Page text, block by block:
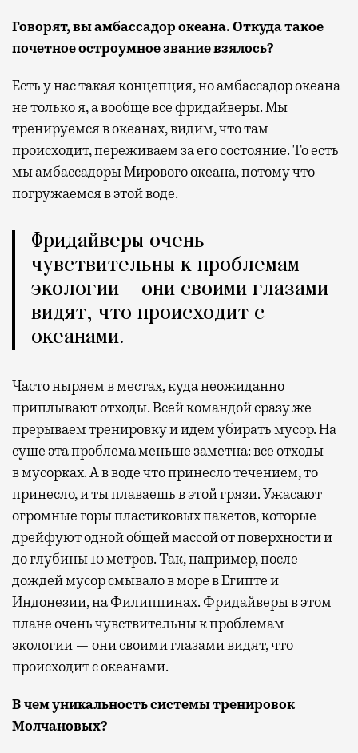
Говорят, вы амбассадор океана. Откуда такое
почетное остроумное звание взялось?
Есть у нас такая концепция, но амбассадор океана
не только я, а вообще все фридайверы. Мы
тренируемся в океанах, видим, что там
происходит, переживаем за его состояние. То есть
мы амбассадоры Мирового океана, потому что
погружаемся в этой воде.
Фридайверы очень
чувствительны к проблемам
экологии — они своими глазами
видят, что происходит с
океанами.
Часто ныряем в местах, куда неожиданно
приплывают отходы. Всей командой сразу же
прерываем тренировку и идем убирать мусор. На
суше эта проблема меньше заметна: все отходы —
в мусорках. А в воде что принесло течением, то
принесло, и ты плаваешь в этой грязи. Ужасают
огромные горы пластиковых пакетов, которые
дрейфуют одной общей массой от поверхности и
до глубины 10 метров. Так, например, после
дождей мусор смывало в море в Египте и
Индонезии, на Филиппинах. Фридайверы в этом
плане очень чувствительны к проблемам
экологии — они своими глазами видят, что
происходит с океанами.
В чем уникальность системы тренировок
Молчановых?